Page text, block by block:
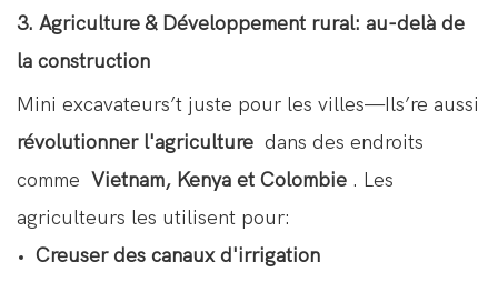
3. Agriculture & Développement rural: au-delà de
la construction
Mini excavateurs’t juste pour les villes—Ils’re aussi
révolutionner l'agriculture dans des endroits
comme Vietnam, Kenya et Colombie . Les
agriculteurs les utilisent pour:
Creuser des canaux d'irrigation